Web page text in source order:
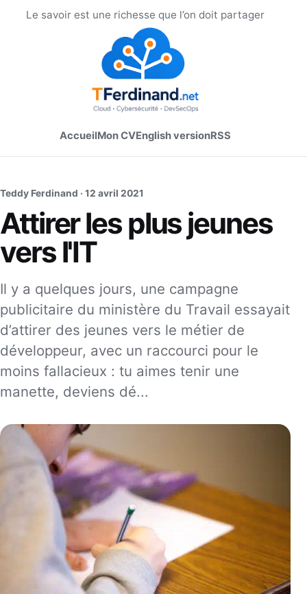
Le savoir est une richesse que l’on doit partager
AccueilMon CVEnglish versionRSS
Teddy Ferdinand · 12 avril 2021
Attirer les plus jeunes
vers l'IT
Il y a quelques jours, une campagne
publicitaire du ministère du Travail essayait
d’attirer des jeunes vers le métier de
développeur, avec un raccourci pour le
moins fallacieux : tu aimes tenir une
manette, deviens dé...